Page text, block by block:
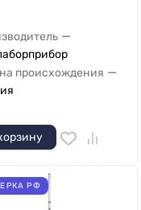
—
происхождения —
РФ